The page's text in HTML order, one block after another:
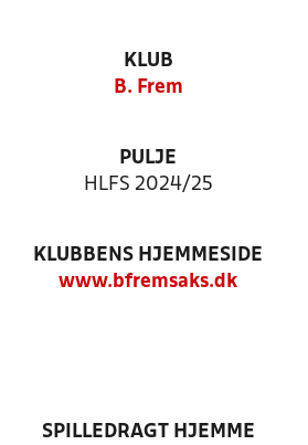
KLUB
B. Frem
PULJE
HLFS 2024/25
KLUBBENS HJEMMESIDE
www.bfremsaks.dk
SPILLEDRAGT HJEMME